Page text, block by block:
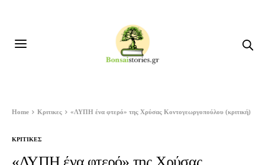
Home Κριτικες «ΛΥΠΗ ένα φτερό» της Χρύσας Κοντογεωργοπούλου (κριτική)
ΚΡΙΤΙΚΕΣ